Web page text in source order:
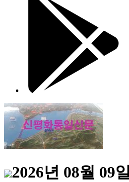
2026년 08월 09